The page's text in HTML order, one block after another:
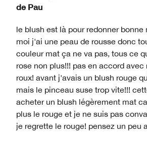
de Pau
le blush est là pour redonner bonne
moi j'ai une peau de rousse donc
couleur mat ça ne va pas, tous ce
rose non plus!!! pas en accord
roux! avant j'avais un blush rouge
mais le pinceau suse trop vite!!!
acheter un blush légèrement mat
plus le rouge et je ne suis pas
je regrette le rouge! pensez un peu